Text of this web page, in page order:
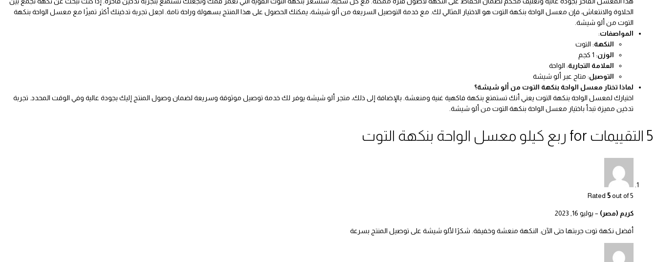
الحلاوة والانتعاش، فإن معسل الواحة بنكهة التوت هو الاختيار المثالي لك. مع خدمة التوصيل السريعة من ألو شيشة، يمكنك الحصول على هذا المنتج بسهولة وراحة تامة. اجعل تجربة تدخينك أكثر تميزًا مع معسل الواحة بنكهة
التوت من ألو شيشة.
المواصفات:
النكهة: التوت
الوزن: 1 كجم
العلامة التجارية: الواحة
التوصيل: متاح عبر ألو شيشة
لماذا تختار معسل الواحة بنكهة التوت من ألو شيشة؟
اختيارك لمعسل الواحة بنكهة التوت يعني أنك تستمتع بنكهة فاكهية غنية ومنعشة. بالإضافة إلى ذلك، متجر ألو شيشة يوفر لك خدمة توصيل موثوقة وسريعة لضمان وصول المنتج إليك بجودة عالية وفي الوقت المحدد. تجربة
تدخين مميزة تبدأ باختيار معسل الواحة بنكهة التوت من ألو شيشة.
5 التقييمات for ربع كيلو معسل الواحة بنكهة التوت
Rated 5out of 5
كريم (مصر) – يوليو 16, 2023
أفضل نكهة توت جربتها حتى الآن. النكهة منعشة وخفيفة. شكرًا لألو شيشة على توصيل المنتج بسرعة